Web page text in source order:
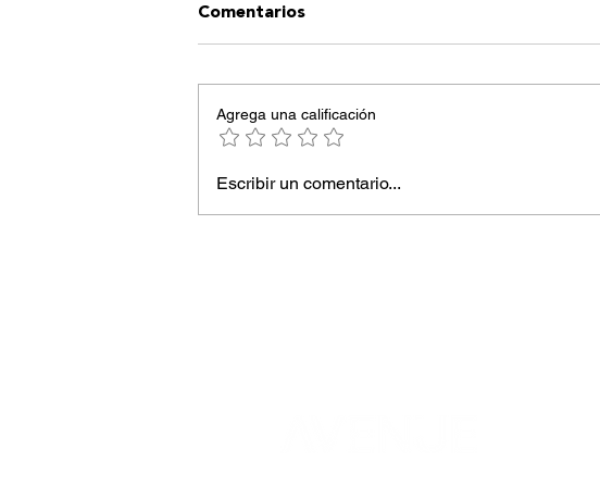
Rootina revoluciona la
Comentarios
Agrega una calificación
Escribir un comentario...